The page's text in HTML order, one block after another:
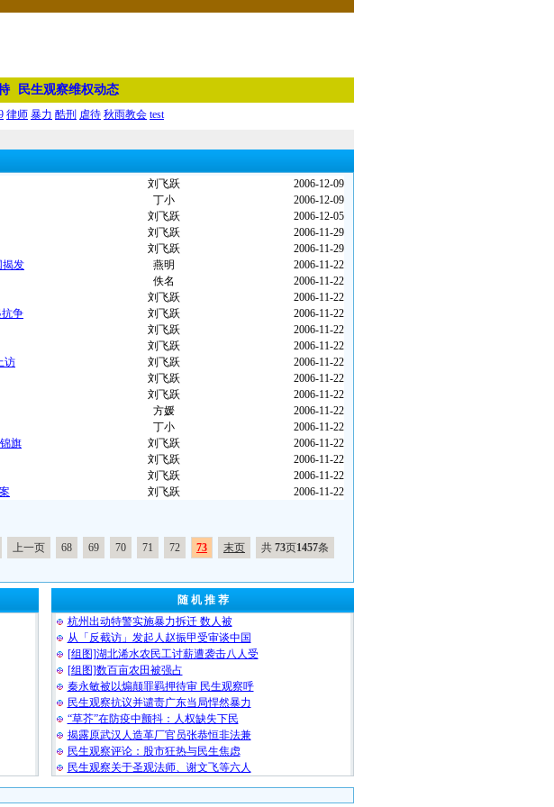
民生观察维权动态
律师 暴力 酷刑 虐待 秋雨教会 test
刘飞跃
2006-12-09
丁小
2006-12-09
刘飞跃
2006-12-05
刘飞跃
2006-11-29
刘飞跃
2006-11-29
揭发 燕明
2006-11-22
佚名
2006-11-22
刘飞跃
2006-11-22
争 刘飞跃
2006-11-22
刘飞跃
2006-11-22
刘飞跃
2006-11-22
访 刘飞跃
2006-11-22
刘飞跃
2006-11-22
刘飞跃
2006-11-22
方媛
2006-11-22
丁小
2006-11-22
旗 刘飞跃
2006-11-22
刘飞跃
2006-11-22
刘飞跃
2006-11-22
刘飞跃 2006-11-22
上一页 68 69 70 71 72 73 末页 共 73页1457条
随 机 推 荐
杭州出动特警实施暴力拆迁 数人被
从「反截访」发起人赵振甲受审谈中国
[组图]湖北浠水农民工讨薪遭袭击八人受
[组图]数百亩农田被强占
秦永敏被以煽颠罪羁押待审 民生观察呼
民生观察抗议并谴责广东当局悍然暴力
“草芥”在防疫中颤抖：人权缺失下民
揭露原武汉人造革厂官员张恭恒非法兼
民生观察评论：股市狂热与民生焦虑
民生观察关于圣观法师、谢文飞等六人